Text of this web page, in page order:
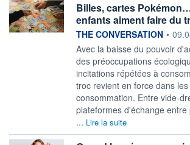
Billes, cartes
enfants aiment faire du
information fournie par
THE CONVERSATION •
Avec la baisse du pouvoir
des préoccupations
incitations répétées à
troc revient en force dans
consommation. Entre vide-
plateformes d'échange
... Lire la suite